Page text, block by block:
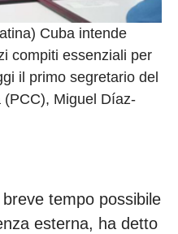
Cuba intende
compiti essenziali per
il primo segretario del
(PCC), Miguel Díaz-
tempo possibile
esterna, ha detto